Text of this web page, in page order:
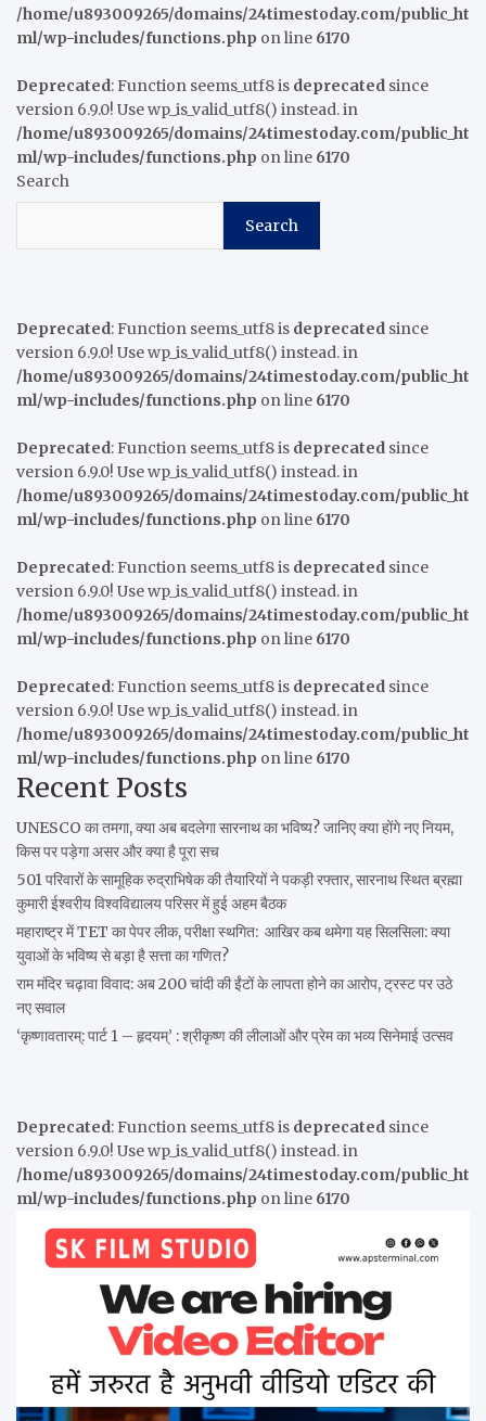
/home/u893009265/domains/24timestoday.com/public_ht
ml/wp-includes/functions.php on line 6170
Deprecated: Function seems_utf8 is deprecated since
version 6.9.0! Use wp_is_valid_utf8() instead. in
/home/u893009265/domains/24timestoday.com/public_ht
ml/wp-includes/functions.php on line 6170
Search
Search
Deprecated: Function seems_utf8 is deprecated since
version 6.9.0! Use wp_is_valid_utf8() instead. in
/home/u893009265/domains/24timestoday.com/public_ht
ml/wp-includes/functions.php on line 6170
Deprecated: Function seems_utf8 is deprecated since
version 6.9.0! Use wp_is_valid_utf8() instead. in
/home/u893009265/domains/24timestoday.com/public_ht
ml/wp-includes/functions.php on line 6170
Deprecated: Function seems_utf8 is deprecated since
version 6.9.0! Use wp_is_valid_utf8() instead. in
/home/u893009265/domains/24timestoday.com/public_ht
ml/wp-includes/functions.php on line 6170
Deprecated: Function seems_utf8 is deprecated since
version 6.9.0! Use wp_is_valid_utf8() instead. in
/home/u893009265/domains/24timestoday.com/public_ht
ml/wp-includes/functions.php on line 6170
Recent Posts
UNESCO का तमगा, क्या अब बदलेगा सारनाथ का भविष्य? जानिए क्या होंगे नए नियम,
किस पर पड़ेगा असर और क्या है पूरा सच
501 परिवारों के सामूहिक रुद्राभिषेक की तैयारियों ने पकड़ी रफ्तार, सारनाथ स्थित ब्रह्मा
कुमारी ईश्वरीय विश्वविद्यालय परिसर में हुई अहम बैठक
महाराष्ट्र में TET का पेपर लीक, परीक्षा स्थगित: आखिर कब थमेगा यह सिलसिला: क्या
युवाओं के भविष्य से बड़ा है सत्ता का गणित?
राम मंदिर चढ़ावा विवाद: अब 200 चांदी की ईंटों के लापता होने का आरोप, ट्रस्ट पर उठे
नए सवाल
‘कृष्णावतारम्: पार्ट 1 – हृदयम्’ : श्रीकृष्ण की लीलाओं और प्रेम का भव्य सिनेमाई उत्सव
Deprecated: Function seems_utf8 is deprecated since
version 6.9.0! Use wp_is_valid_utf8() instead. in
/home/u893009265/domains/24timestoday.com/public_ht
ml/wp-includes/functions.php on line 6170